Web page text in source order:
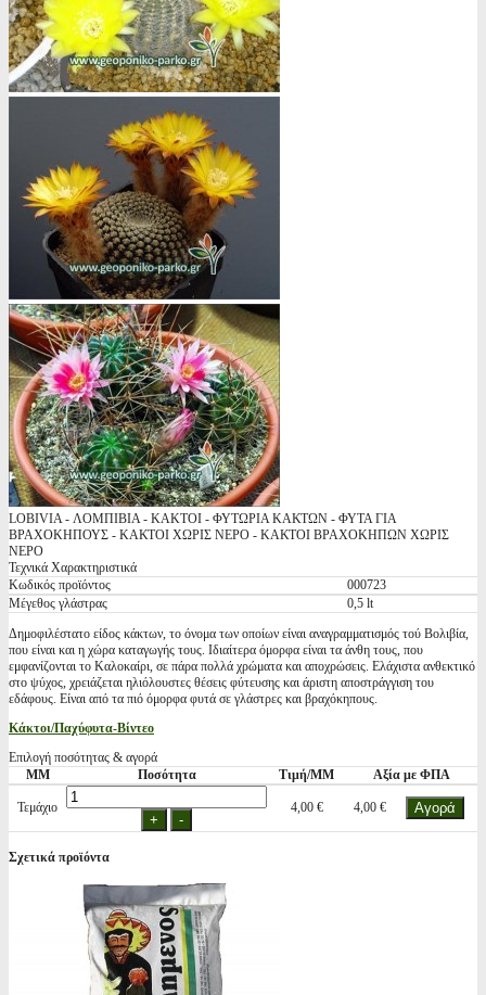
LOBIVIA - ΛΟΜΠΙΒΙΑ - KAKTOI - ΦΥΤΩΡΙΑ ΚΑΚΤΩΝ - ΦΥΤΑ ΓΙΑ
ΒΡΑΧΟΚΗΠΟΥΣ - ΚΑΚΤΟΙ ΧΩΡΙΣ ΝΕΡΟ - ΚΑΚΤΟΙ ΒΡΑΧΟΚΗΠΩΝ ΧΩΡΙΣ
ΝΕΡΟ
Τεχνικά Χαρακτηριστικά
Κωδικός προϊόντος
000723
Μέγεθος γλάστρας
0,5 lt
Δημοφιλέστατο είδος κάκτων, το όνομα των οποίων είναι αναγραμματισμός τού Βολιβία,
που είναι και η χώρα καταγωγής τους. Ιδιαίτερα όμορφα είναι τα άνθη τους, που
εμφανίζονται το Καλοκαίρι, σε πάρα πολλά χρώματα και αποχρώσεις. Ελάχιστα ανθεκτικό
στο ψύχος, χρειάζεται ηλιόλουστες θέσεις φύτευσης και άριστη αποστράγγιση του
εδάφους. Είναι από τα πιό όμορφα φυτά σε γλάστρες και βραχόκηπους.
Κάκτοι/Παχύφυτα-Βίντεο
Επιλογή ποσότητας & αγορά
ΜΜ
Ποσότητα Τιμή/ΜΜ Αξία με ΦΠΑ
Τεμάχιο 4,00 € 4,00 €
Σχετικά προϊόντα